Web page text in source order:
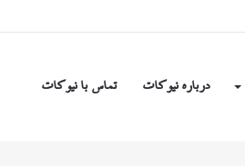
درباره نیوکات تماس با نیوکات